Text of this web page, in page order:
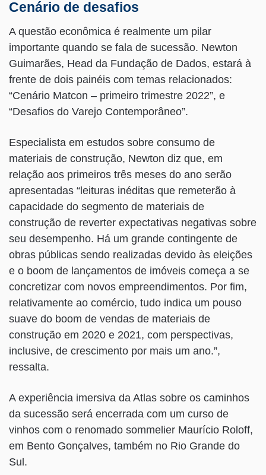
Cenário de desafios
A questão econômica é realmente um pilar
importante quando se fala de sucessão. Newton
Guimarães, Head da Fundação de Dados, estará à
frente de dois painéis com temas relacionados:
“Cenário Matcon – primeiro trimestre 2022”, e
“Desafios do Varejo Contemporâneo”.
Especialista em estudos sobre consumo de
materiais de construção, Newton diz que, em
relação aos primeiros três meses do ano serão
apresentadas “leituras inéditas que remeterão à
capacidade do segmento de materiais de
construção de reverter expectativas negativas sobre
seu desempenho. Há um grande contingente de
obras públicas sendo realizadas devido às eleições
e o boom de lançamentos de imóveis começa a se
concretizar com novos empreendimentos. Por fim,
relativamente ao comércio, tudo indica um pouso
suave do boom de vendas de materiais de
construção em 2020 e 2021, com perspectivas,
inclusive, de crescimento por mais um ano.”,
ressalta.
A experiência imersiva da Atlas sobre os caminhos
da sucessão será encerrada com um curso de
vinhos com o renomado sommelier Maurício Roloff,
em Bento Gonçalves, também no Rio Grande do
Sul.